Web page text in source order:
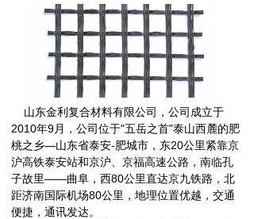
产品中心
山东金利复合材料有限公司，公司成立于
2010年9月，公司位于"五岳之首"泰山西麓的肥
桃之乡—山东省泰安-肥城市，东20公里紧靠京
沪高铁泰安站和京沪、京福高速公路，南临孔
子故里——曲阜，西80公里直达京九铁路，北
距济南国际机场80公里，地理位置优越，交通
便捷，通讯发达。